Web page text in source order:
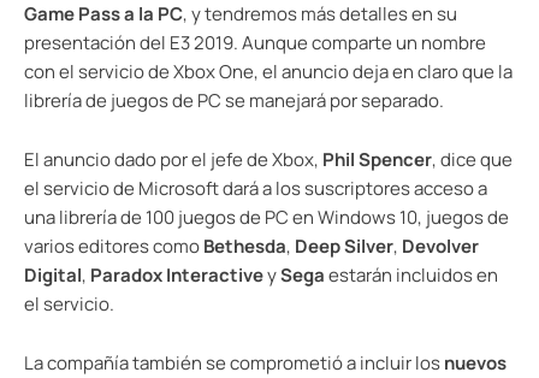
Game Pass a la PC, y tendremos más detalles en su
presentación del E3 2019. Aunque comparte un nombre
con el servicio de Xbox One, el anuncio deja en claro que la
librería de juegos de PC se manejará por separado.
El anuncio dado por el jefe de Xbox, Phil Spencer, dice que
el servicio de Microsoft dará a los suscriptores acceso a
una librería de 100 juegos de PC en Windows 10, juegos de
varios editores comoBethesda, Deep Silver, Devolver
Digital, Paradox InteractiveySegaestarán incluidos en
el servicio.
La compañía también se comprometió a incluir losnuevos